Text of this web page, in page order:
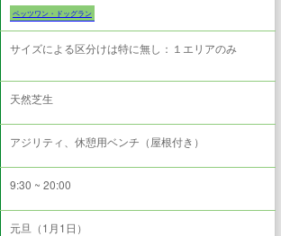
ペッツワン・ドッグラン
サイズによる区分けは特に無し：１エリアのみ
天然芝生
アジリティ、休憩用ベンチ（屋根付き）
9:30 ~ 20:00
元旦（1月1日）